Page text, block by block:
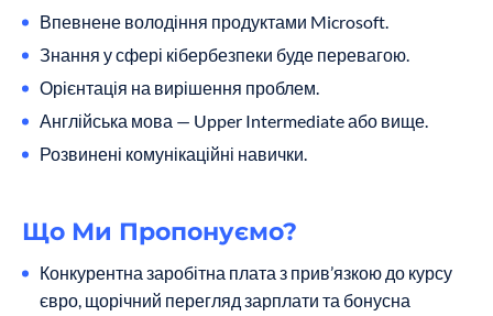
Впевнене володіння продуктами Microsoft.
Знання у сфері кібербезпеки буде перевагою.
Орієнтація на вирішення проблем.
Англійська мова — Upper Intermediate або вище.
Розвинені комунікаційні навички.
Що Ми Пропонуємо?
Конкурентна заробітна плата з прив’язкою до курсу
євро, щорічний перегляд зарплати та бонусна